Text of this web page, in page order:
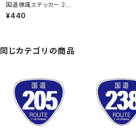
国道標識ステッカー 26
4号線
¥440
同じカテゴリの商品